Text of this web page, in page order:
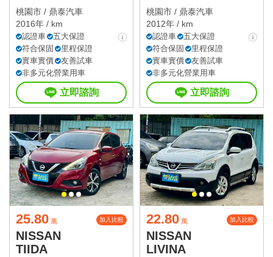
桃園市 / 鼎泰汽車
2016年 / km
認證車
五大保證
符合保固
里程保證
實車實價
友善試車
非多元化營業用車
立即諮詢
桃園市 / 鼎泰汽車
2012年 / km
認證車
五大保證
符合保固
里程保證
實車實價
友善試車
非多元化營業用車
立即諮詢
25.80 萬 加入比較
NISSAN
TIIDA
22.80 萬 加入比較
NISSAN
LIVINA